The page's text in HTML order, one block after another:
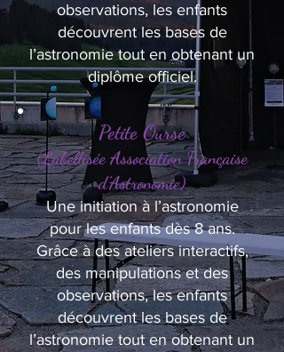
observations, les enfants
découvrent les bases de
l’astronomie tout en obtenant un
diplôme officiel.
Petite Ourse
(Labellisée Association Française
d’Astronomie)
Une initiation à l’astronomie
pour les enfants dès 8 ans.
Grâce à des ateliers interactifs,
des manipulations et des
observations, les enfants
découvrent les bases de
l’astronomie tout en obtenant un